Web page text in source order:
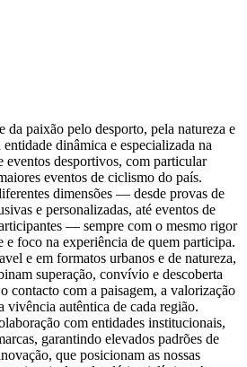
da paixão pelo desporto, pela natureza e
entidade dinâmica e especializada na
eventos desportivos, com particular
eventos de ciclismo do país.
dimensões — desde provas de
e personalizadas, até eventos de
— sempre com o mesmo rigor
e foco na experiência de quem participa.
e em formatos urbanos e de natureza,
superação, convívio e descoberta
contacto com a paisagem, a valorização
vivência autêntica de cada região.
com entidades institucionais,
garantindo elevados padrões de
que posicionam as nossas